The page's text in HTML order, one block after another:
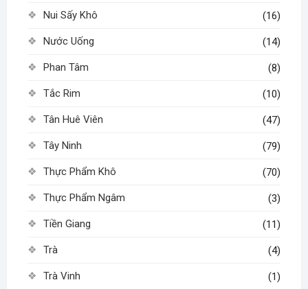
Nui Sấy Khô (16)
Nước Uống (14)
Phan Tâm (8)
Tắc Rim (10)
Tân Huê Viên (47)
Tây Ninh (79)
Thực Phẩm Khô (70)
Thực Phẩm Ngâm (3)
Tiền Giang (11)
Trà (4)
Trà Vinh (1)